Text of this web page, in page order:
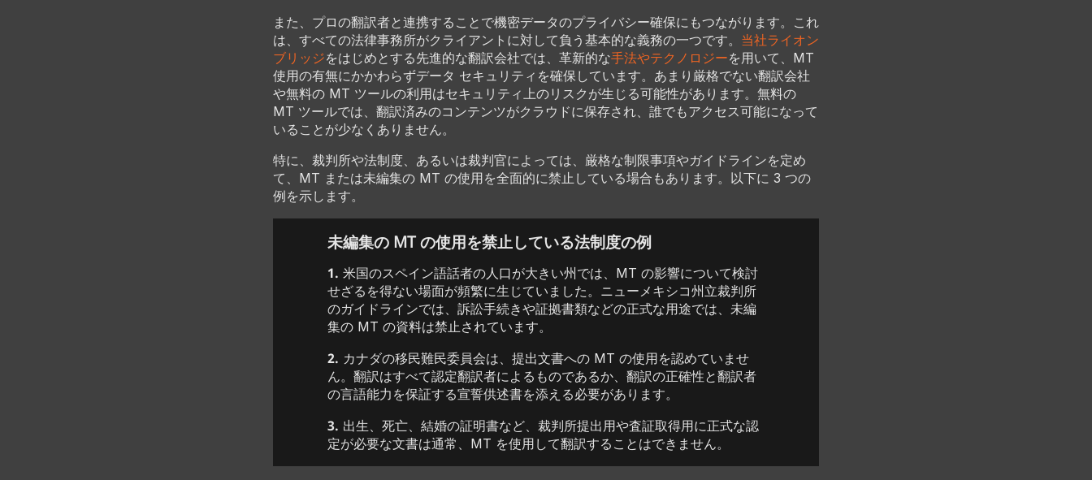
また、プロの翻訳者と連携することで機密データのプライバシー確保にもつながります。これ
は、すべての法律事務所がクライアントに対して負う基本的な義務の一つです。 当社ライオン
ブリッジをはじめとする先進的な翻訳会社では、革新的な手法やテクノロジーを用いて、MT
使用の有無にかかわらずデータ セキュリティを確保しています。あまり厳格でない翻訳会社
や無料の MT ツールの利用はセキュリティ上のリスクが生じる可能性があります。無料の
MT ツールでは、翻訳済みのコンテンツがクラウドに保存され、誰でもアクセス可能になって
いることが少なくありません。
特に、裁判所や法制度、あるいは裁判官によっては、厳格な制限事項やガイドラインを定め
て、MT または未編集の MT の使用を全面的に禁止している場合もあります。以下に 3 つの
例を示します。
未編集の MT の使用を禁止している法制度の例
1. 米国のスペイン語話者の人口が大きい州では、MT の影響について検討
せざるを得ない場面が頻繁に生じていました。ニューメキシコ州立裁判所
のガイドラインでは、訴訟手続きや証拠書類などの正式な用途では、未編
集の MT の資料は禁止されています。
2. カナダの移民難民委員会は、提出文書への MT の使用を認めていませ
ん。翻訳はすべて認定翻訳者によるものであるか、翻訳の正確性と翻訳者
の言語能力を保証する宣誓供述書を添える必要があります。
3. 出生、死亡、結婚の証明書など、裁判所提出用や査証取得用に正式な認
定が必要な文書は通常、MT を使用して翻訳することはできません。